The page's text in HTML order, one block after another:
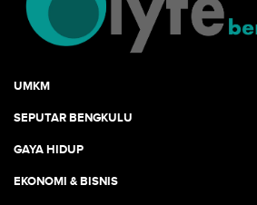
UMKM
SEPUTAR BENGKULU
GAYA HIDUP
EKONOMI & BISNIS